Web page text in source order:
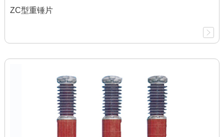
ZC型重锤片